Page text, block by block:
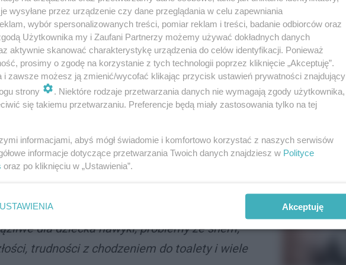
zajęć grupowych przewidziano także
od 7 do 10 lat. Warsztaty odbędą się 5
(ul. Barona 30); ich celem jest poszerzenie
wskazówek, co robić gdy w domu zaczyna
w warsztatach motywacyjno-rozwojowych
celu podniesienie wiary w siebie oraz zachęcenie
Ben Furman - psychiatra i ekspert od
na rozwiązaniach, może
problemów emocjonalnych i
dla dziecka nawyki, problemy ze snem,
trudności z chodzeniem do toalety i wiele
Polecane
wysyłane przez urządzenie czy dane przeglądania w celu zapewniania
wybór spersonalizowanych treści, pomiar reklam i treści, badanie odbiorców oraz
Użytkownika my i Zaufani Partnerzy możemy używać dokładnych danych
aktywnie skanować charakterystykę urządzenia do celów identyfikacji. Ponieważ
prosimy o zgodę na korzystanie z tych technologii poprzez kliknięcie „Akceptuję”.
i zawsze możesz ją zmienić/wycofać klikając przycisk ustawień prywatności znajdujący
strony
. Niektóre rodzaje przetwarzania danych nie wymagają zgody użytkownika,
się takiemu przetwarzaniu. Preferencje będą miały zastosowania tylko na tej
informacjami, abyś mógł świadomie i komfortowo korzystać z naszych serwisów
informacje dotyczące przetwarzania Twoich danych znajdziesz w Polityce
oraz po kliknięciu w „Ustawienia”.
USTAWIENIA Akceptuję